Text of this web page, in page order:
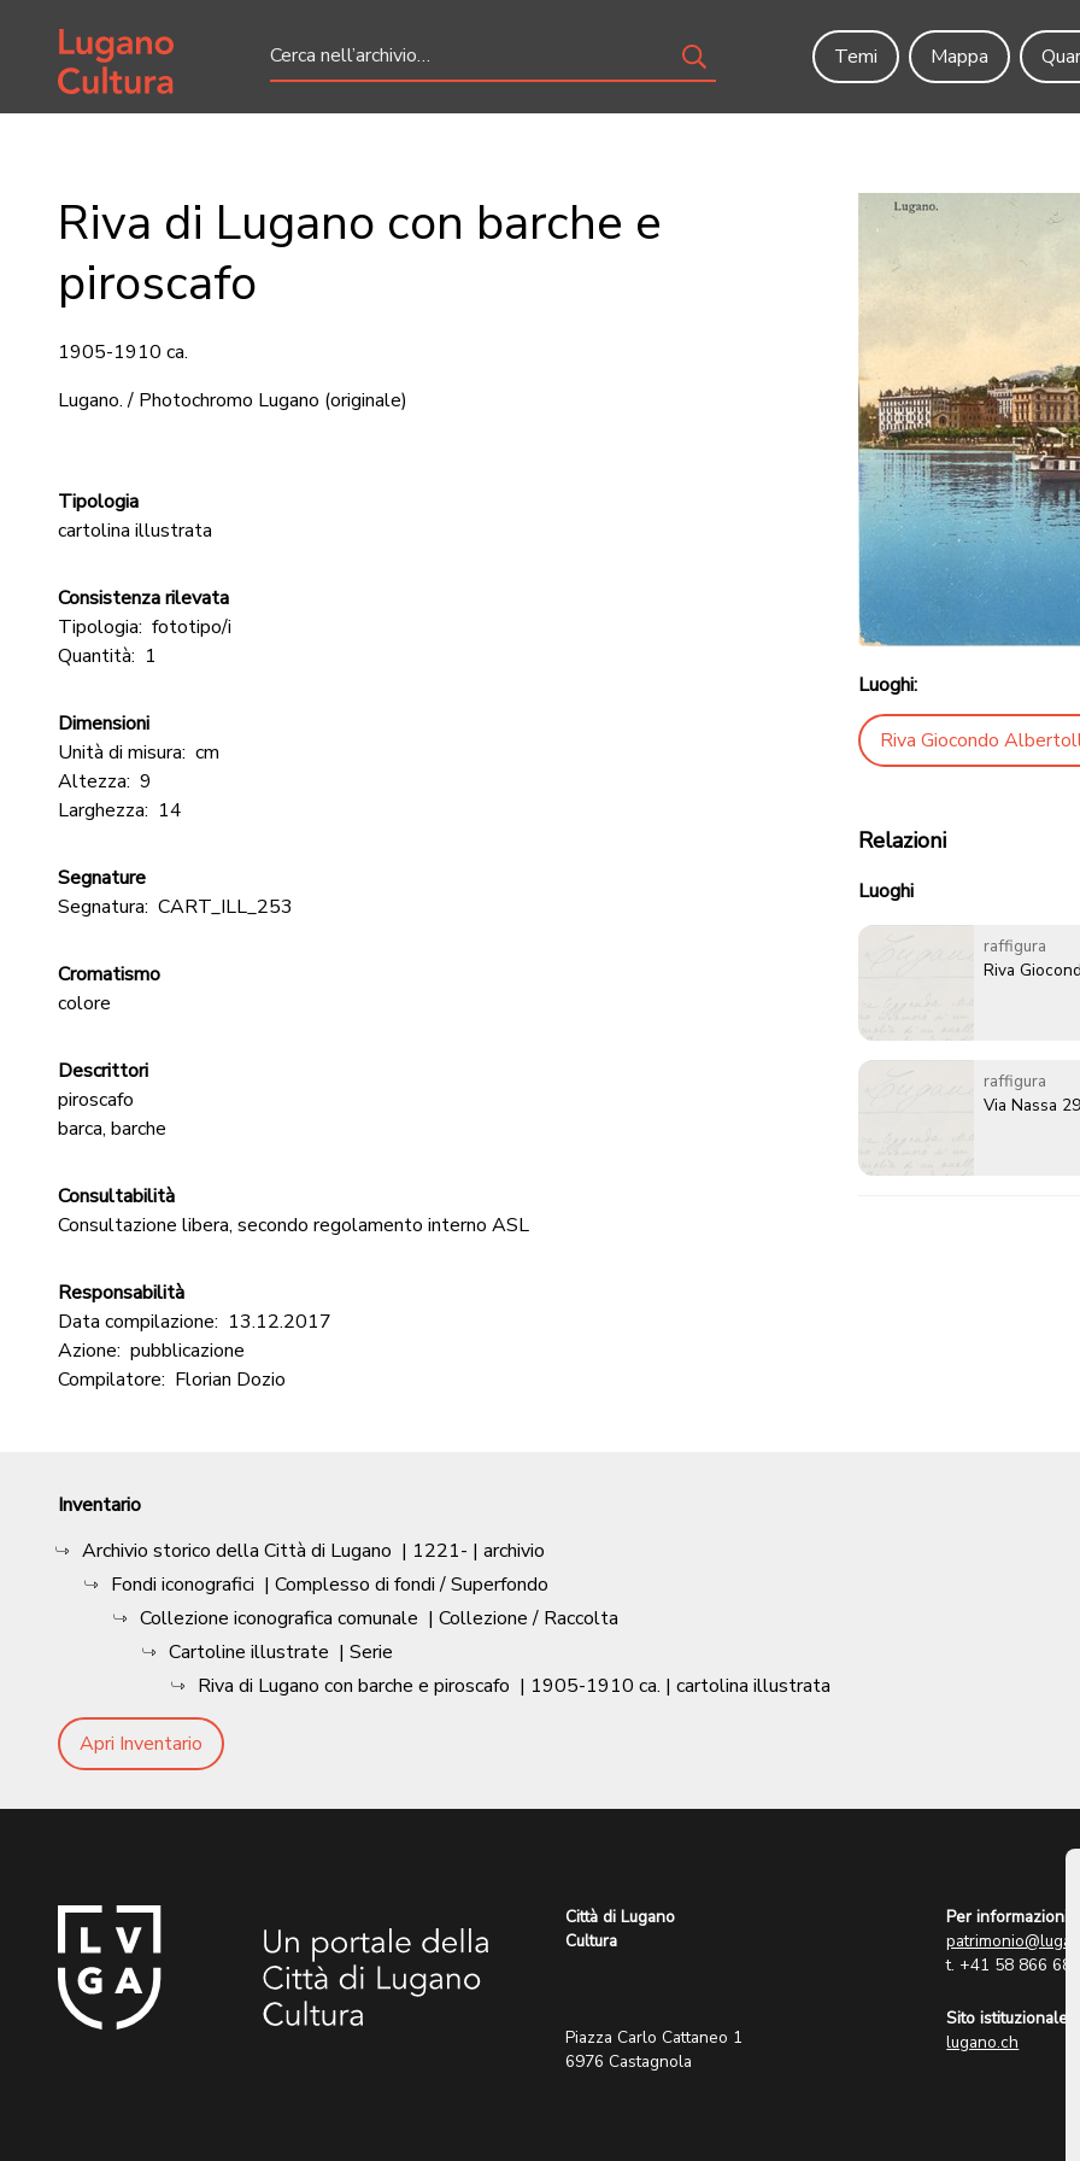
Home page
Temi
Mappa
Riva di Lugano con barche e
piroscafo
1905-1910 ca.
Lugano. / Photochromo Lugano (originale)
Tipologia
cartolina illustrata
Consistenza rilevata
Tipologia: fototipo/i
Quantità: 1
Dimensioni
Unità di misura: cm
Altezza: 9
Larghezza: 14
Segnature
Segnatura: CART_ILL_253
Cromatismo
colore
Descrittori
piroscafo
barca, barche
Consultabilità
Consultazione libera, secondo regolamento interno ASL
Responsabilità
Data compilazione: 13.12.2017
Azione: pubblicazione
Compilatore: Florian Dozio
Luoghi:
Riva Giocondo
Relazioni
Luoghi
raffigura
Riva
raffigura
Via Nassa 29
Inventario
Archivio storico della Città di Lugano | 1221- | archivio
Fondi iconografici | Complesso di fondi / Superfondo
Collezione iconografica comunale | Collezione / Raccolta
Cartoline illustrate | Serie
Riva di Lugano con barche e piroscafo | 1905-1910 ca. | cartolina illustrata
Apri Inventario
Città di Lugano
Cultura
Piazza Carlo Cattaneo 1
6976 Castagnola
Per informazioni:
t. +41 58 866 68
Sito istituzionale:
lugano.ch